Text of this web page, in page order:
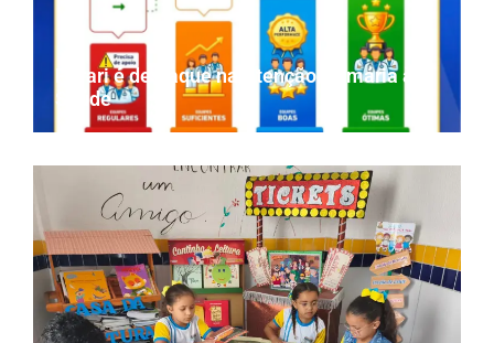
Parari é destaque na Atenção Primária à
Saúde